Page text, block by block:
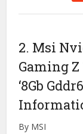
2. Msi
Gaming
‘8Gb
By MSI